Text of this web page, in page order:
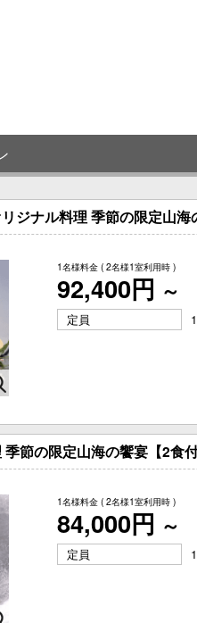
ジナル料理 季節の限定山海
1名様料金 ( 2名様1室利用時 )
92,400円 ～
定員
節の限定山海の饗宴【2食付
1名様料金 ( 2名様1室利用時 )
84,000円 ～
定員